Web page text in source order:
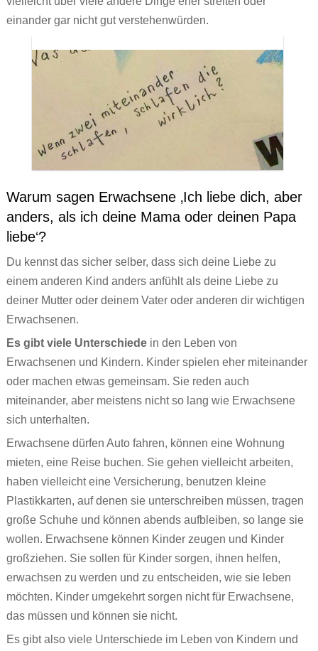
einander gar nicht gut verstehenwürden.
Warum sagen Erwachsene ‚Ich liebe dich, aber
anders, als ich deine Mama oder deinen Papa
liebe‘?
Du kennst das sicher selber, dass sich deine Liebe zu
einem anderen Kind anders anfühlt als deine Liebe zu
deiner Mutter oder deinem Vater oder anderen dir wichtigen
Erwachsenen.
Es gibt viele Unterschiedein den Leben von
Erwachsenen und Kindern. Kinder spielen eher miteinander
oder machen etwas gemeinsam. Sie reden auch
miteinander, aber meistens nicht so lang wie Erwachsene
sich unterhalten.
Erwachsene dürfen Auto fahren, können eine Wohnung
mieten, eine Reise buchen. Sie gehen vielleicht arbeiten,
haben vielleicht eine Versicherung, benutzen kleine
Plastikkarten, auf denen sie unterschreiben müssen, tragen
große Schuhe und können abends aufbleiben, so lange sie
wollen. Erwachsene können Kinder zeugen und Kinder
großziehen. Sie sollen für Kinder sorgen, ihnen helfen,
erwachsen zu werden und zu entscheiden, wie sie leben
möchten. Kinder umgekehrt sorgen nicht für Erwachsene,
das müssen und können sie nicht.
Es gibt also viele Unterschiede im Leben von Kindern und